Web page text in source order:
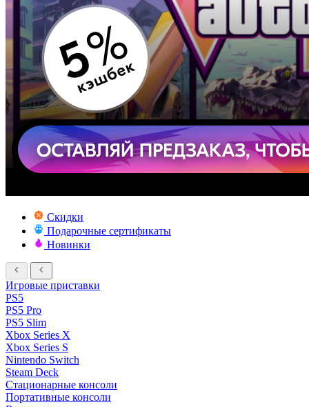
Скидки
Подарочные сертификаты
Новинки
Игровые приставки
PS5
PS5 Pro
PS5 Slim
Xbox Series X
Xbox Series S
Nintendo Switch
Steam Deck
Стационарные консоли
Портативные консоли